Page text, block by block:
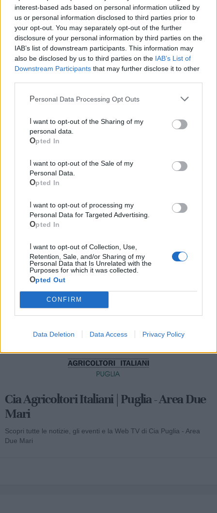
interest-based ads based on personal information utilized by
us or personal information disclosed to third parties prior to
your opt-out. You may separately opt-out of the further
disclosure of your personal information by third parties on the
IAB’s list of downstream participants. This information may
also be disclosed by us to third parties on the IAB’s List of
Downstream Participants that may further disclose it to other
Personal Data Processing Opt Outs
personal data.
Opted In
Personal Data.
Opted In
Personal Data for Targeted Advertising.
Opted In
Retention, Sale, and/or Sharing of my
Personal Data that Is Unrelated with the
Purposes for which it was collected.
Opted Out
CONFIRM
Data Deletion Data Access Privacy Policy
Polizia Locale
Pubblica illuminazione
Ecocentro e rifiuti
Mondo CIA
Cia Agricoltori Italiani | Puglia - Area Due
Mari
Scopri tutte le notizie, gli eventi e la Web TV di Cia Puglia - Area
Due Mari